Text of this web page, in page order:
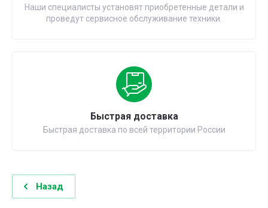
Наши специалисты установят приобретенные детали и
проведут сервисное обслуживание техники.
Быстрая доставка
Быстрая доставка по всей территории России
Назад